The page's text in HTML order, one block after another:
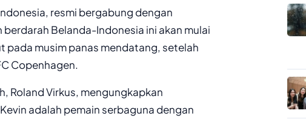
resmi bergabung dengan
Belanda-Indonesia ini akan mulai
musim panas mendatang, setelah
Copenhagen.
Roland Virkus, mengungkapkan
adalah pemain serbaguna dengan